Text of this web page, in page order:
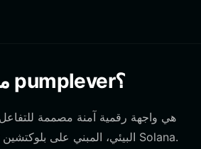
ما هي محفظة pumplever؟